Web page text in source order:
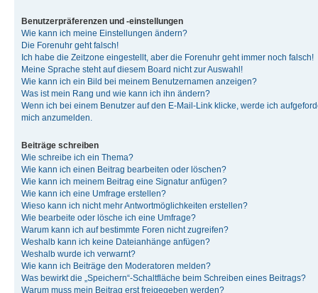
Benutzerpräferenzen und -einstellungen
Wie kann ich meine Einstellungen ändern?
Die Forenuhr geht falsch!
Ich habe die Zeitzone eingestellt, aber die Forenuhr geht immer noch falsch!
Meine Sprache steht auf diesem Board nicht zur Auswahl!
Wie kann ich ein Bild bei meinem Benutzernamen anzeigen?
Was ist mein Rang und wie kann ich ihn ändern?
Wenn ich bei einem Benutzer auf den E-Mail-Link klicke, werde ich
mich anzumelden.
Beiträge schreiben
Wie schreibe ich ein Thema?
Wie kann ich einen Beitrag bearbeiten oder löschen?
Wie kann ich meinem Beitrag eine Signatur anfügen?
Wie kann ich eine Umfrage erstellen?
Wieso kann ich nicht mehr Antwortmöglichkeiten erstellen?
Wie bearbeite oder lösche ich eine Umfrage?
Warum kann ich auf bestimmte Foren nicht zugreifen?
Weshalb kann ich keine Dateianhänge anfügen?
Weshalb wurde ich verwarnt?
Wie kann ich Beiträge den Moderatoren melden?
Was bewirkt die „Speichern“-Schaltfläche beim Schreiben eines Beitrags?
Warum muss mein Beitrag erst freigegeben werden?